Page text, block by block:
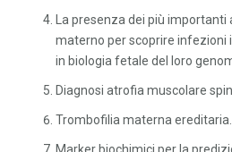
La presenza dei più
materno per scoprire infezioni
in biologia fetale del loro
Diagnosi atrofia muscolare
Trombofilia materna ereditaria.